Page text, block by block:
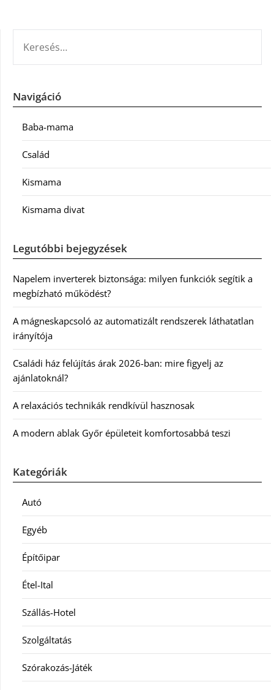
Navigáció
Baba-mama
Család
Kismama
Kismama divat
Legutóbbi bejegyzések
Napelem inverterek biztonsága: milyen funkciók segítik a
megbízható működést?
A mágneskapcsoló az automatizált rendszerek láthatatlan
irányítója
Családi ház felújítás árak 2026-ban: mire figyelj az
ajánlatoknál?
A relaxációs technikák rendkívül hasznosak
A modern ablak Győr épületeit komfortosabbá teszi
Kategóriák
Autó
Egyéb
Építőipar
Étel-Ital
Szállás-Hotel
Szolgáltatás
Szórakozás-Játék